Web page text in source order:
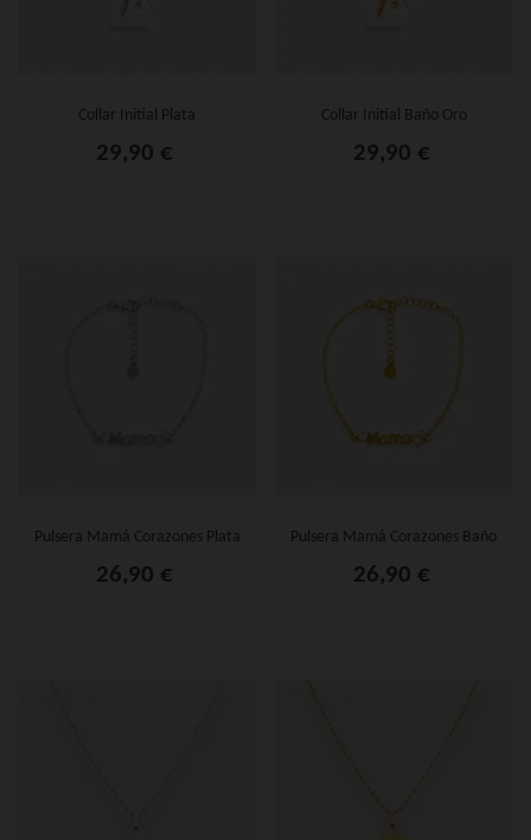
Collar Initial Plata
29,90 €
Collar Initial Baño Oro
29,90 €
Pulsera Mamá Corazones Plata
26,90 €
Pulsera Mamá Corazones Baño
26,90 €